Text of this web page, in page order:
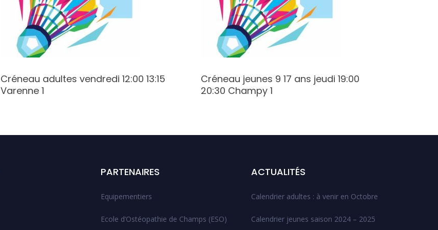
Créneau adultes vendredi 12:00 13:15
Varenne 1
Créneau jeunes 9 17 ans jeudi 19:00
20:30 Champy 1
PARTENAIRES
Equipementiers
Ecole d’Ostéopathie de Champs (ESO)
ACTUALITÉS
Calendrier adultes : à venir en Octobre
Calendrier jeunes saison 2024 – 2025